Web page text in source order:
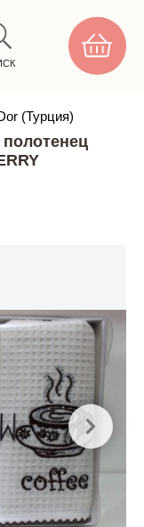
(Турция)